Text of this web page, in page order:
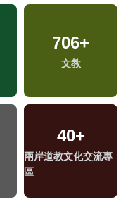
706+
文教
40+
兩岸道教文化交流專
區